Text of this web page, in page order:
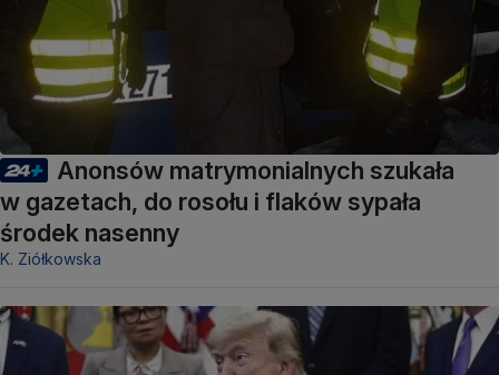
Anonsów matrymonialnych szukała
w gazetach, do rosołu i flaków sypała
środek nasenny
K. Ziółkowska